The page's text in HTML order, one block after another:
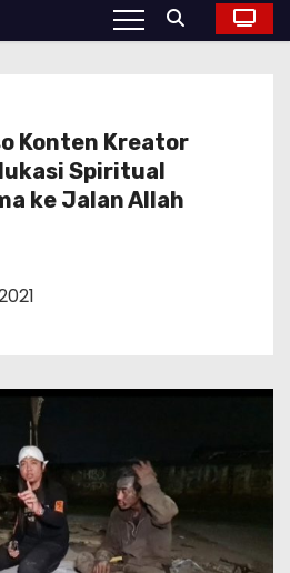
Konten Kreator
Spiritual
ke Jalan Allah